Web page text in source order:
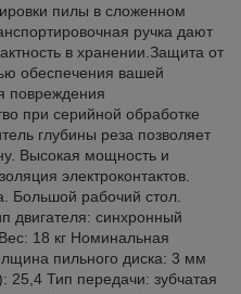
пилы в сложенном
ручка дают
в хранении.Защита от
обеспечения вашей
повреждения
при серийной обработке
глубины реза позволяет
Высокая мощность и
электроконтактов.
Большой рабочий стол.
двигателя: синхронный
18 кг Номинальная
пильного диска: 3 мм
Тип передачи: зубчатая